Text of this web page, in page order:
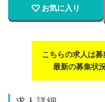
お気に入り
こちらの求人は募
最新の募集状